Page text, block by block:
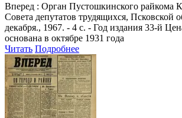
Вперед : Орган Пустошкинского райкома
Совета депутатов трудящихся, Псковской
декабря., 1967. - 4 с. - Год издания 33-й
основана в октябре 1931 года
Читать Подробнее